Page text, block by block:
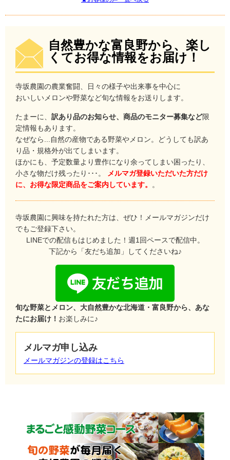
自然豊かな富良野から、楽し
くてお得な情報をお届け！
寺坂農園の農業奮闘、日々の様子や出来事を中心に
おいしいメロンや野菜など旬な情報をお送りします。
たまーに、 訳あり品のお知らせ、商品のモニター募集など限
定情報もあります。
なぜなら...自然の産物である野菜やメロン。どうしても訳あ
り品・規格外が出てしまいます。
ほかにも、予定数量より豊作になり余ってしまい困ったり、
小さな物だけ残ったり･･･。
メルマガ登録いただいた方だけ
に、お得な限定商品をご案内しています。
。
寺坂農園に興味を持たれた方は、ぜひ！メールマガジンだけ
でもご登録下さい。
LINEでの配信もはじめました！週1回ペースで配信中。
下記から「友だち追加」してくださいね♪
旬な野菜とメロン、大自然豊かな北海道・富良野から、あな
たにお届け！ お楽しみに♪
メルマガ申し込み
メールマガジンの登録はこちら